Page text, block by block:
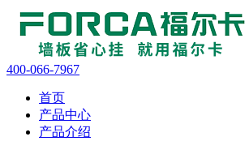
400-066-7967
首页
产品中心
产品介绍